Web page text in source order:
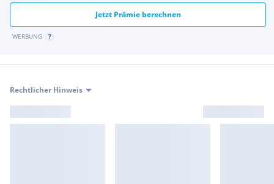
möglich!
Dieselpartikelfilter
Schaltpunktanzeige
Jetzt Prämie berechnen
WERBUNG
Rechtlicher Hinweis